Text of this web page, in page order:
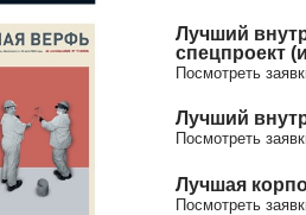
Лучший
спецпроект
Посмотреть
Лучший
Посмотреть
Лучшая
Посмотреть